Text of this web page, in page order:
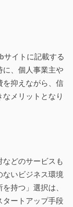
サイトに記載する
に、個人事業主や
を抑えながら、信
メリットとなり
どのサービスも
いビジネス環境
持つ」選択は、
タートアップ手段